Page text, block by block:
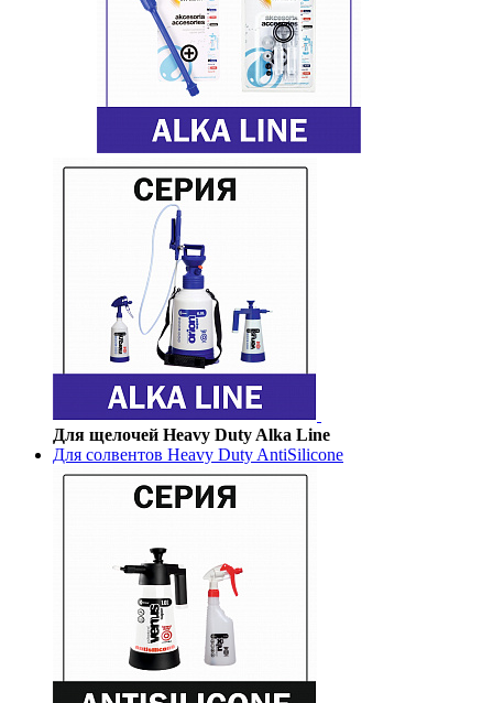
Для щелочей Heavy Duty Alka Line
Для солвентов Heavy Duty AntiSilicone